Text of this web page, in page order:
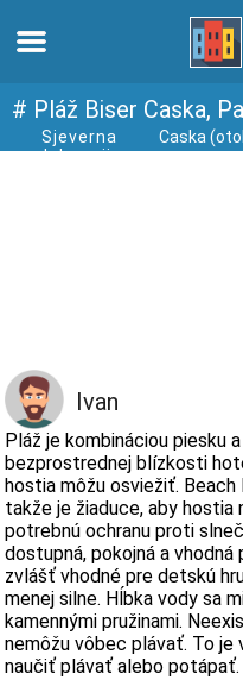
Domov
webcams
Zoznámte sa s
múzeí
# Pláž Biser Caska,
Sjeverna
dalmacija
Caska
Ivan
Pláž je kombináciou piesku
bezprostrednej blízkosti
hostia môžu osviežiť.
takže je žiaduce, aby hostia
potrebnú ochranu proti
dostupná, pokojná a
zvlášť vhodné pre detskú
menej silne. Hĺbka vody sa
kamennými pružinami.
nemôžu vôbec plávať. To
naučiť plávať alebo potápať.